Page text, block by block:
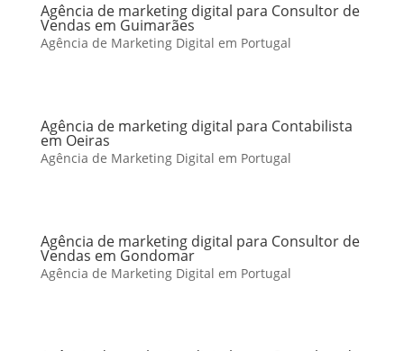
Agência de marketing digital para Consultor de
Vendas em Guimarães
Agência de Marketing Digital em Portugal
Agência de marketing digital para Contabilista
em Oeiras
Agência de Marketing Digital em Portugal
Agência de marketing digital para Consultor de
Vendas em Gondomar
Agência de Marketing Digital em Portugal